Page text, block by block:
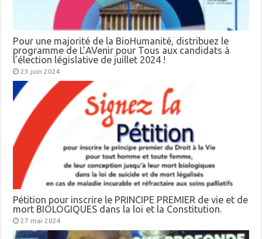
Pour une majorité de la BioHumanité, distribuez le
programme de L’AVenir pour Tous aux candidats à
l’élection législative de juillet 2024 !
23 juin 2024
Pétition pour inscrire le PRINCIPE PREMIER de vie et de
mort BIOLOGIQUES dans la loi et la Constitution.
27 mai 2024